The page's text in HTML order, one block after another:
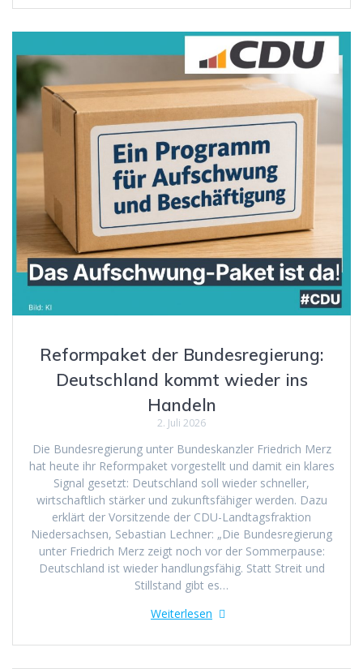
Reformpaket der Bundesregierung:
Deutschland kommt wieder ins
Handeln
2. Juli 2026
Die Bundesregierung unter Bundeskanzler Friedrich Merz
hat heute ihr Reformpaket vorgestellt und damit ein klares
Signal gesetzt: Deutschland soll wieder schneller,
wirtschaftlich stärker und zukunftsfähiger werden. Dazu
erklärt der Vorsitzende der CDU-Landtagsfraktion
Niedersachsen, Sebastian Lechner: „Die Bundesregierung
unter Friedrich Merz zeigt noch vor der Sommerpause:
Deutschland ist wieder handlungsfähig. Statt Streit und
Stillstand gibt es…
Weiterlesen